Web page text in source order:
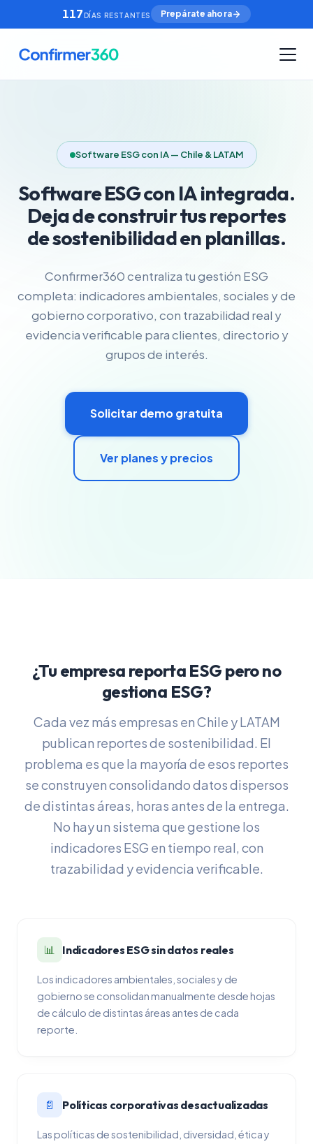
117DÍAS RESTANTES Prepárate ahora
Software ESG con IA — Chile & LATAM
Software ESG con IA integrada.
Deja de construir tus reportes
de sostenibilidad en planillas.
Confirmer360 centraliza tu gestión ESG
completa: indicadores ambientales, sociales y de
gobierno corporativo, con trazabilidad real y
evidencia verificable para clientes, directorio y
grupos de interés.
Solicitar demo gratuita
Ver planes y precios
¿Tu empresa reporta ESG pero no
gestiona ESG?
Cada vez más empresas en Chile y LATAM
publican reportes de sostenibilidad. El
problema es que la mayoría de esos reportes
se construyen consolidando datos dispersos
de distintas áreas, horas antes de la entrega.
No hay un sistema que gestione los
indicadores ESG en tiempo real, con
trazabilidad y evidencia verificable.
📊 Indicadores ESG sin datos reales
Los indicadores ambientales, sociales y de
gobierno se consolidan manualmente desde hojas
de cálculo de distintas áreas antes de cada
reporte.
📄 Políticas corporativas desactualizadas
Las políticas de sostenibilidad, diversidad, ética y